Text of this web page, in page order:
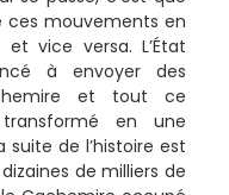
ces mouvements en
vice versa. L’État
à envoyer des
et tout ce
en une
suite de l’histoire est
de milliers de